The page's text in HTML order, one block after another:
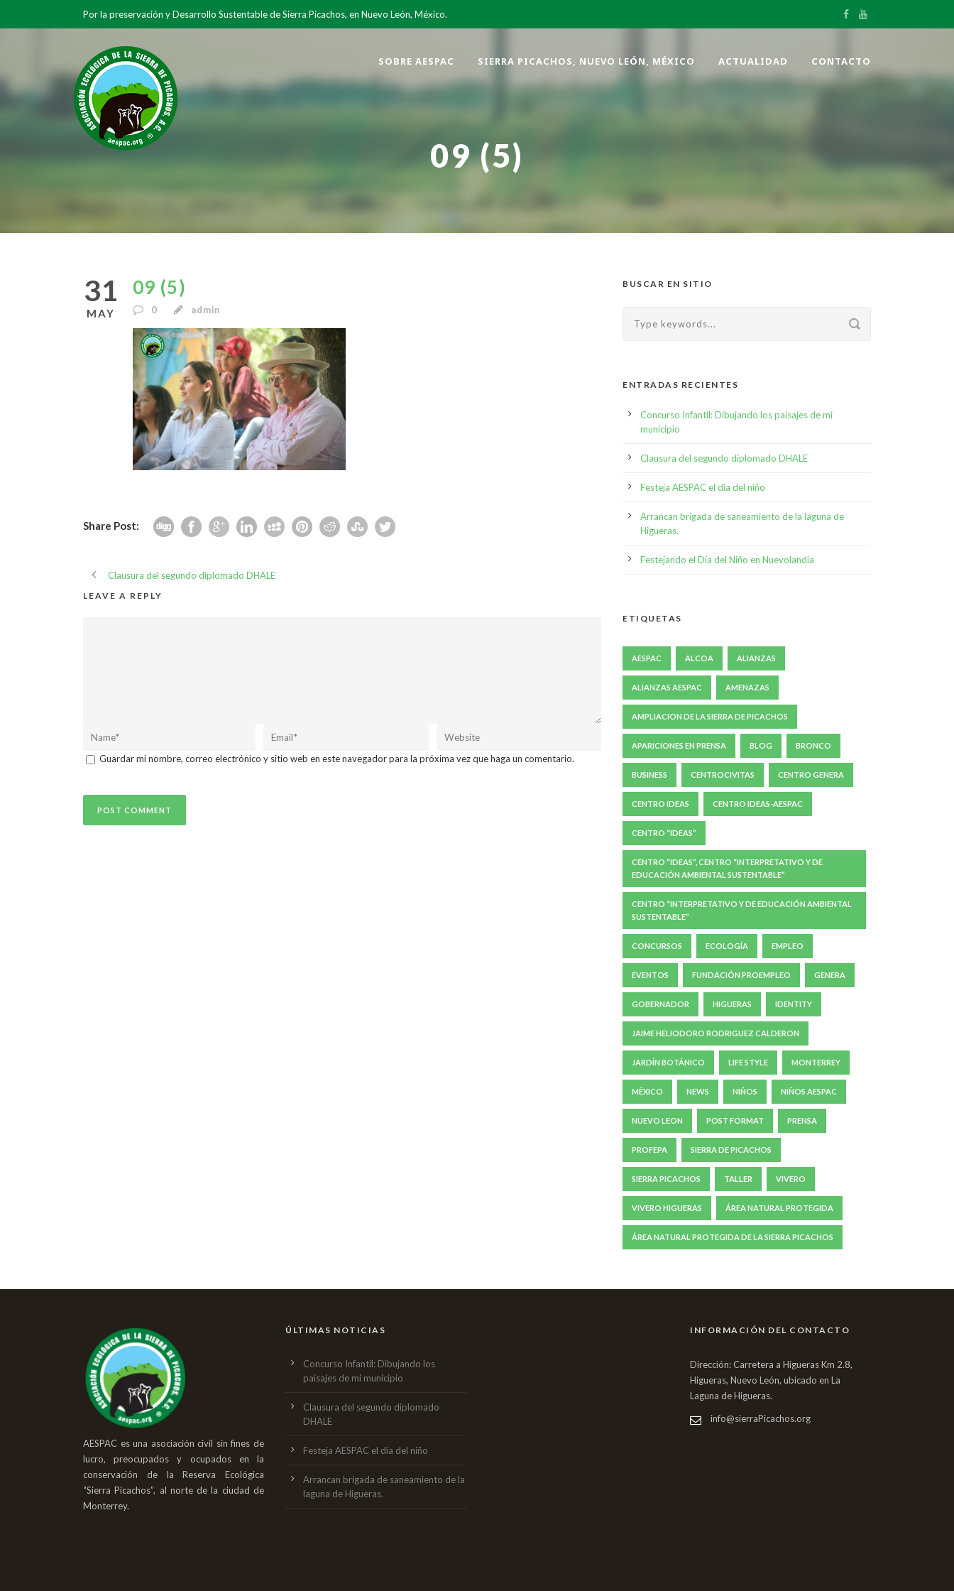
Por la preservación y Desarrollo Sustentable de Sierra Picachos, en Nuevo León, México.
SOBRE AESPAC SIERRA PICACHOS, NUEVO LEÓN, MÉXICO ACTUALIDAD CONTACTO
09 (5)
31
MAY
09 (5)
0 admin
Share Post:
Clausura del segundo diplomado DHALE
LEAVE A REPLY
Guardar mi nombre, correo electrónico y sitio web en este navegador para la próxima vez que haga un comentario.
BUSCAR EN SITIO
ENTRADAS RECIENTES
Concurso Infantil: Dibujando los paisajes de mi
municipio
Clausura del segundo diplomado DHALE
Festeja AESPAC el dia del niño
Arrancan brigada de saneamiento de la laguna de
Higueras.
Festejando el Día del Niño en Nuevolandia
ETIQUETAS
AESPAC ALCOA ALIANZAS
ALIANZAS AESPAC AMENAZAS
AMPLIACION DE LA SIERRA DE PICACHOS
APARICIONES EN PRENSA BLOG BRONCO
BUSINESS CENTROCIVITAS CENTRO GENERA
CENTRO IDEAS CENTRO IDEAS-AESPAC
CENTRO “IDEAS”
CENTRO “IDEAS”, CENTRO “INTERPRETATIVO Y DE
EDUCACIÓN AMBIENTAL SUSTENTABLE”
CENTRO “INTERPRETATIVO Y DE EDUCACIÓN AMBIENTAL
SUSTENTABLE”
CONCURSOS ECOLOGÍA EMPLEO
EVENTOS FUNDACIÓN PROEMPLEO GENERA
GOBERNADOR HIGUERAS IDENTITY
JAIME HELIODORO RODRIGUEZ CALDERON
JARDÍN BOTÁNICO LIFE STYLE MONTERREY
MÉXICO NEWS NIÑOS NIÑOS AESPAC
NUEVO LEON POST FORMAT PRENSA
PROFEPA SIERRA DE PICACHOS
SIERRA PICACHOS TALLER VIVERO
VIVERO HIGUERAS ÁREA NATURAL PROTEGIDA
ÁREA NATURAL PROTEGIDA DE LA SIERRA PICACHOS
AESPAC es una asociación civil sin fines de
lucro, preocupados y ocupados en la
conservación de la Reserva Ecológica
“Sierra Picachos”, al norte de la ciudad de
Monterrey.
ÚLTIMAS NOTICIAS
Concurso Infantil: Dibujando los
paisajes de mi municipio
Clausura del segundo diplomado
DHALE
Festeja AESPAC el dia del niño
Arrancan brigada de saneamiento de la
laguna de Higueras.
INFORMACIÓN DEL CONTACTO
Dirección: Carretera a Higueras Km 2.8,
Higueras, Nuevo León, ubicado en La
Laguna de Higueras.
info@sierraPicachos.org